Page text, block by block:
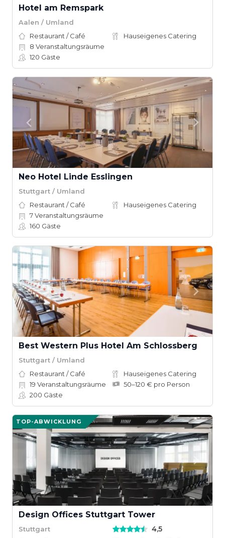
Hotel am Remspark
Aalen / Umland
Restaurant / Café
Hauseigenes Catering
8 Veranstaltungsräume
120 Gäste
Neo Hotel Linde Esslingen
Stuttgart / Umland
Restaurant / Café
Hauseigenes Catering
7Veranstaltungsräume
160 Gäste
Best Western Plus Hotel Am Schlossberg
Stuttgart / Umland
Restaurant / Café
Hauseigenes Catering
19 Veranstaltungsräume
50–120 € pro Person
200 Gäste
TOP-ABWICKLUNG
Design Offices Stuttgart Tower
Stuttgart 4,5